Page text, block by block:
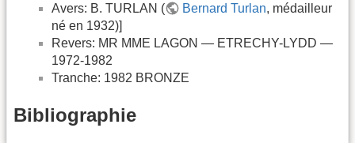
Avers: B. TURLAN (
Bernard Turlan, médailleur
né en 1932)]
Revers: MR MME LAGON — ETRECHY-LYDD —
1972-1982
Tranche: 1982 BRONZE
Bibliographie